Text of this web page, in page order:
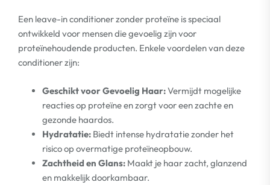
Een leave-in conditioner zonder proteïne is speciaal
ontwikkeld voor mensen die gevoelig zijn voor
proteïnehoudende producten. Enkele voordelen van deze
conditioner zijn:
Geschikt voor Gevoelig Haar:Vermijdt mogelijke
reacties op proteïne en zorgt voor een zachte en
gezonde haardos.
Hydratatie: Biedt intense hydratatie zonder het
risico op overmatige proteïneopbouw.
Zachtheid en Glans: Maakt je haar zacht, glanzend
en makkelijk doorkambaar.